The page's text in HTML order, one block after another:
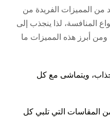
من المميزات الفريدة من
المنافسة، لذا ينجذب إلى
ومن أبرز هذه المميزات ما
ويتماشى مع كل
المقاسات التي تلبي كل